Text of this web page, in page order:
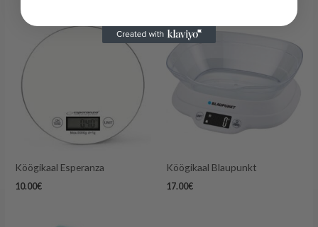
Köögikaal Esperanza
10.00€
Köögikaal Blaupunkt
17.00€